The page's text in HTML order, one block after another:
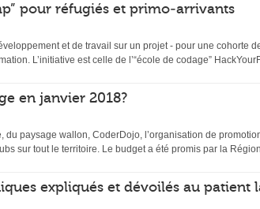
pour réfugiés et primo-arrivants
et de travail sur un projet - pour une
L’initiative est celle de l’“école de codage”
en janvier 2018?
du paysage wallon, CoderDojo, l’organisation de
sur tout le territoire. Le budget a été promis par la
expliqués et dévoilés au patient